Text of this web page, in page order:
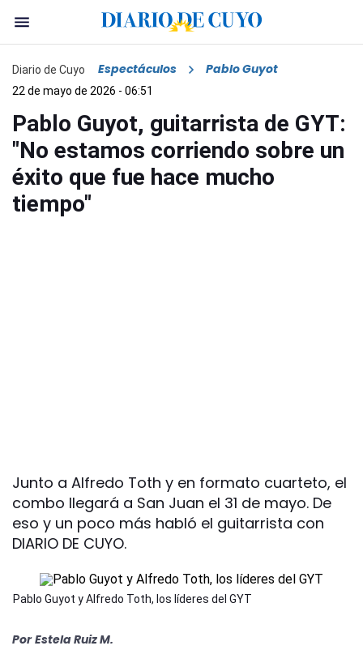
Diario de Cuyo Espectáculos Pablo Guyot
22 de mayo de 2026 - 06:51
Pablo Guyot, guitarrista de GYT:
"No estamos corriendo sobre un
éxito que fue hace mucho
tiempo"
Junto a Alfredo Toth y en formato cuarteto, el
combo llegará a San Juan el 31 de mayo. De
eso y un poco más habló el guitarrista con
DIARIO DE CUYO.
Pablo Guyot y Alfredo Toth, los líderes del GYT
Por Estela Ruiz M.